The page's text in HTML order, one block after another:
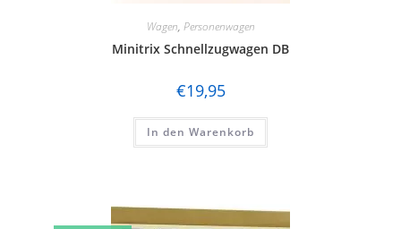
Wagen, Personenwagen
Minitrix Schnellzugwagen DB
€19,95
In den Warenkorb